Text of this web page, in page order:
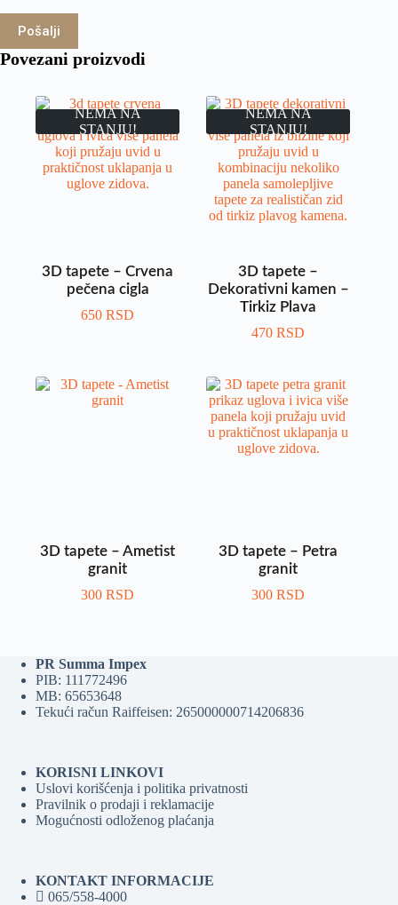
Pošalji
Povezani proizvodi
NEMA NA
STANJU!
3D tapete – Crvena
pečena cigla
650RSD
NEMA NA
STANJU!
3D tapete –
Dekorativni kamen –
Tirkiz Plava
470RSD
3D tapete – Ametist
granit
300RSD
3D tapete – Petra
granit
300RSD
PR Summa Impex
PIB: 111772496
MB: 65653648
Tekući račun Raiffeisen: 265000000714206836
KORISNI LINKOVI
Uslovi korišćenja i politika privatnosti
Pravilnik o prodaji i reklamacije
Mogućnosti odloženog plaćanja
KONTAKT INFORMACIJE
065/558-4000